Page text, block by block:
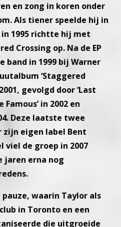
en zong in koren onder
Als tiener speelde hij in
1995 richtte hij met
Crossing op. Na de EP
band in 1999 bij Warner
‘Staggered
gevolgd door ‘Last
in 2002 en
Deze laatste twee
eigen label Bent
viel de groep in 2007
jaren erna nog
waarin Taylor als
in Toronto en een
die uitgroeide